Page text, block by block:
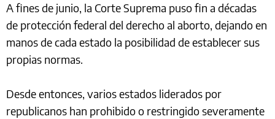
A fines de junio, la Corte Suprema puso fin a décadas
de protección federal del derecho al aborto, dejando en
manos de cada estado la posibilidad de establecer sus
propias normas.
Desde entonces, varios estados liderados por
republicanos han prohibido o restringido severamente